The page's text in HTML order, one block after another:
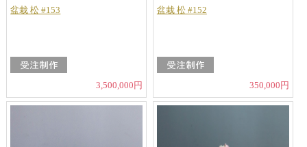
盆栽 松 #153
3,500,000円
盆栽 松 #152
350,000円